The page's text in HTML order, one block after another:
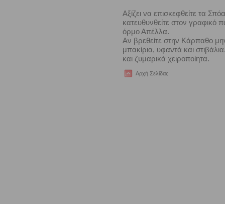
Αξίζει να επισκεφθείτε τα
κατευθυνθείτε στον γραφικό
όρμο Απέλλα.
Αν βρεθείτε στην Κάρπαθο
μπακίρια, υφαντά και
και ζυμαρικά χειροποίητα.
Αρχή Σελίδας